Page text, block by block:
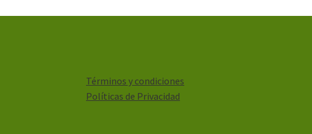
Términos y condiciones
Políticas de Privacidad